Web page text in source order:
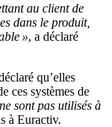
au client de
dans le produit,
», a déclaré
qu’elles
ces systèmes de
sont pas utilisés à
à Euractiv.